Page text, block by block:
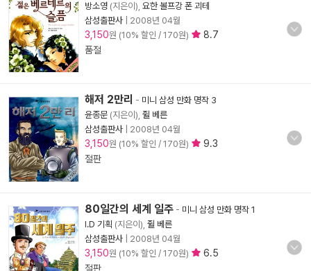
방소영 (지은이), 요한 볼프강 폰 괴테
삼성출판사
2008년 04월
3,150원 (10% 할인 / 170원)
8.7
품절
해저 2만리 - 미니 삼성 만화 명작 3
윤종문 (지은이), 쥘 베른
삼성출판사
2008년 04월
3,150원 (10% 할인 / 170원)
9.3
절판
80일간의 세계 일주 - 미니 삼성 만화 명작 1
I.D 기획 (지은이), 쥘 베른
삼성출판사
2008년 04월
3,150원 (10% 할인 / 170원)
6.5
절판